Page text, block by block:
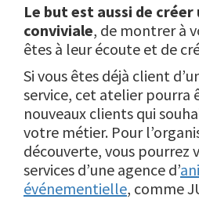
Le but est aussi de créer
conviviale, de montrer à
êtes à leur écoute et de
Si vous êtes déjà client
service, cet atelier pourra
nouveaux clients qui
votre métier. Pour
découverte, vous pourrez
services d’une agence d’
événementielle, comme